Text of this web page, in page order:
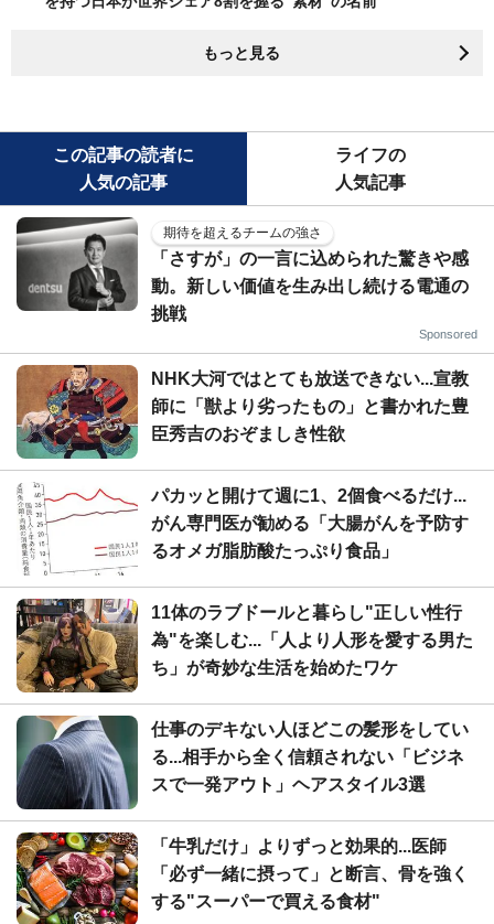
もっと見る
この記事の読者に
人気の記事
ライフの
人気記事
期待を超えるチームの強さ
「さすが」の一言に込められた驚きや感
動。新しい価値を生み出し続ける電通の
挑戦
Sponsored
NHK大河ではとても放送できない...宣教
師に「獣より劣ったもの」と書かれた豊
臣秀吉のおぞましき性欲
パカッと開けて週に1、2個食べるだけ...
がん専門医が勧める「大腸がんを予防す
るオメガ脂肪酸たっぷり食品」
11体のラブドールと暮らし"正しい性行
為"を楽しむ...「人より人形を愛する男た
ち」が奇妙な生活を始めたワケ
仕事のデキない人ほどこの髪形をしてい
る...相手から全く信頼されない「ビジネ
スで一発アウト」ヘアスタイル3選
「牛乳だけ」よりずっと効果的...医師
「必ず一緒に摂って」と断言、骨を強く
する"スーパーで買える食材"